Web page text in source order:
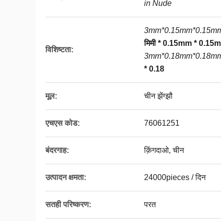
in Nude
विशिष्टता:
मिमी * 0.15mm *
* 0.18
मूल: चीन झेंग्झौ
एचएस कोड: 76061251
बंदरगाह: क़िंगदाओ, चीन
उत्पादन क्षमता: 24000pieces / दिन
सतही परिष्करण: परत